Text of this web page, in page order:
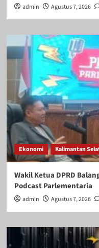
admin Agustus 7, 2026
Ekonomi Kalimantan
Wakil Ketua DPRD
Podcast Parlementaria
admin Agustus 7, 2026